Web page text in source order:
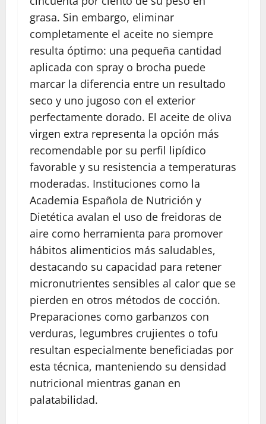
grasa. Sin embargo, eliminar
completamente el aceite no siempre
resulta óptimo: una pequeña cantidad
aplicada con spray o brocha puede
marcar la diferencia entre un resultado
seco y uno jugoso con el exterior
perfectamente dorado. El aceite de oliva
virgen extra representa la opción más
recomendable por su perfil lipídico
favorable y su resistencia a temperaturas
moderadas. Instituciones como la
Academia Española de Nutrición y
Dietética avalan el uso de freidoras de
aire como herramienta para promover
hábitos alimenticios más saludables,
destacando su capacidad para retener
micronutrientes sensibles al calor que se
pierden en otros métodos de cocción.
Preparaciones como garbanzos con
verduras, legumbres crujientes o tofu
resultan especialmente beneficiadas por
esta técnica, manteniendo su densidad
nutricional mientras ganan en
palatabilidad.